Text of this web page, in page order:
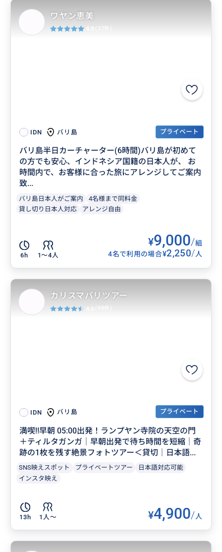
IDN バリ島 プライベート
バリ島半日カーチャーター(6時間)バリ島が初めて
の方でも安心、インドネシア国籍の日本人が、 お
時間内で、お客様に合った旅にアレンジしてご案内
致...
バリ島日本人がご案内
4名様まで同料金
貸し切り日本人対応
アレンジ自由
6h 1〜4人
¥9,000/組
4名で利用の場合¥2,250/人
ワヤン恵美
4.9 (37件)
IDN バリ島 プライベート
満喫‼️早朝 05:00出発！ランプヤン寺院の天空の門
＋ティルタガンガ｜早朝出発で待ち時間を短縮｜奇
跡の1枚を残す絶景フォトツアー＜貸切｜日本語...
SNS映えスポット プライベートツアー
日本語対応可能
インスタ映え
13h 1人〜 ¥4,900/人
カリスマバリツアー
4.6